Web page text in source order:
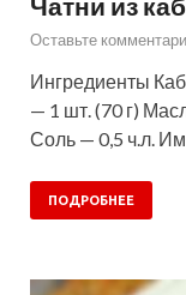
Оставьте
Ингредиенты
— 1 шт. (70 г)
Соль — 0,5 ч.л.
ПОДРОБНЕЕ